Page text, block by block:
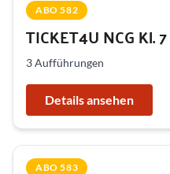
ABO 582
TICKET4U NCG Kl.
3 Aufführungen
Details ansehen
ABO 583